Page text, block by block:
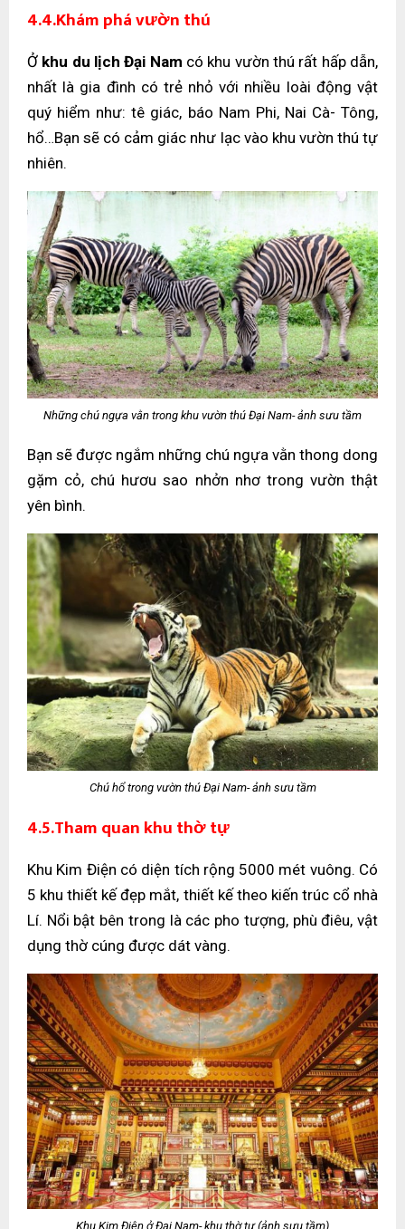
4.4.Khám phá vườn thú
Ở khu du lịch Đại Nam có khu vườn thú rất hấp dẫn,
nhất là gia đình có trẻ nhỏ với nhiều loài động vật
quý hiểm như: tê giác, báo Nam Phi, Nai Cà- Tông,
hổ…Bạn sẽ có cảm giác như lạc vào khu vườn thú tự
nhiên.
Những chú ngựa vằn trong khu vườn thú Đại Nam- ảnh sưu tầm
Bạn sẽ được ngắm những chú ngựa vằn thong dong
gặm cỏ, chú hươu sao nhởn nhơ trong vườn thật
yên bình.
Chú hổ trong vườn thú Đại Nam- ảnh sưu tầm
4.5.Tham quan khu thờ tự
Khu Kim Điện có diện tích rộng 5000 mét vuông. Có
5 khu thiết kế đẹp mắt, thiết kế theo kiến trúc cổ nhà
Lí. Nổi bật bên trong là các pho tượng, phù điêu, vật
dụng thờ cúng được dát vàng.
Khu Kim Điện ở Đại Nam- khu thờ tự (ảnh sưu tầm)